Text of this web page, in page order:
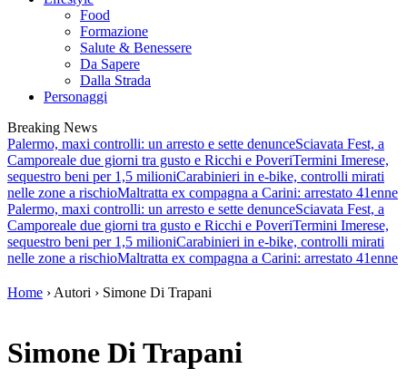
Food
Formazione
Salute & Benessere
Da Sapere
Dalla Strada
Personaggi
Breaking News
Palermo, maxi controlli: un arresto e sette denunceSciavata Fest, a
Camporeale due giorni tra gusto e Ricchi e PoveriTermini Imerese,
sequestro beni per 1,5 milioniCarabinieri in e-bike, controlli mirati
nelle zone a rischioMaltratta ex compagna a Carini: arrestato 41enne
Palermo, maxi controlli: un arresto e sette denunceSciavata Fest, a
Camporeale due giorni tra gusto e Ricchi e PoveriTermini Imerese,
sequestro beni per 1,5 milioniCarabinieri in e-bike, controlli mirati
nelle zone a rischioMaltratta ex compagna a Carini: arrestato 41enne
Home › Autori › Simone Di Trapani
Simone Di Trapani